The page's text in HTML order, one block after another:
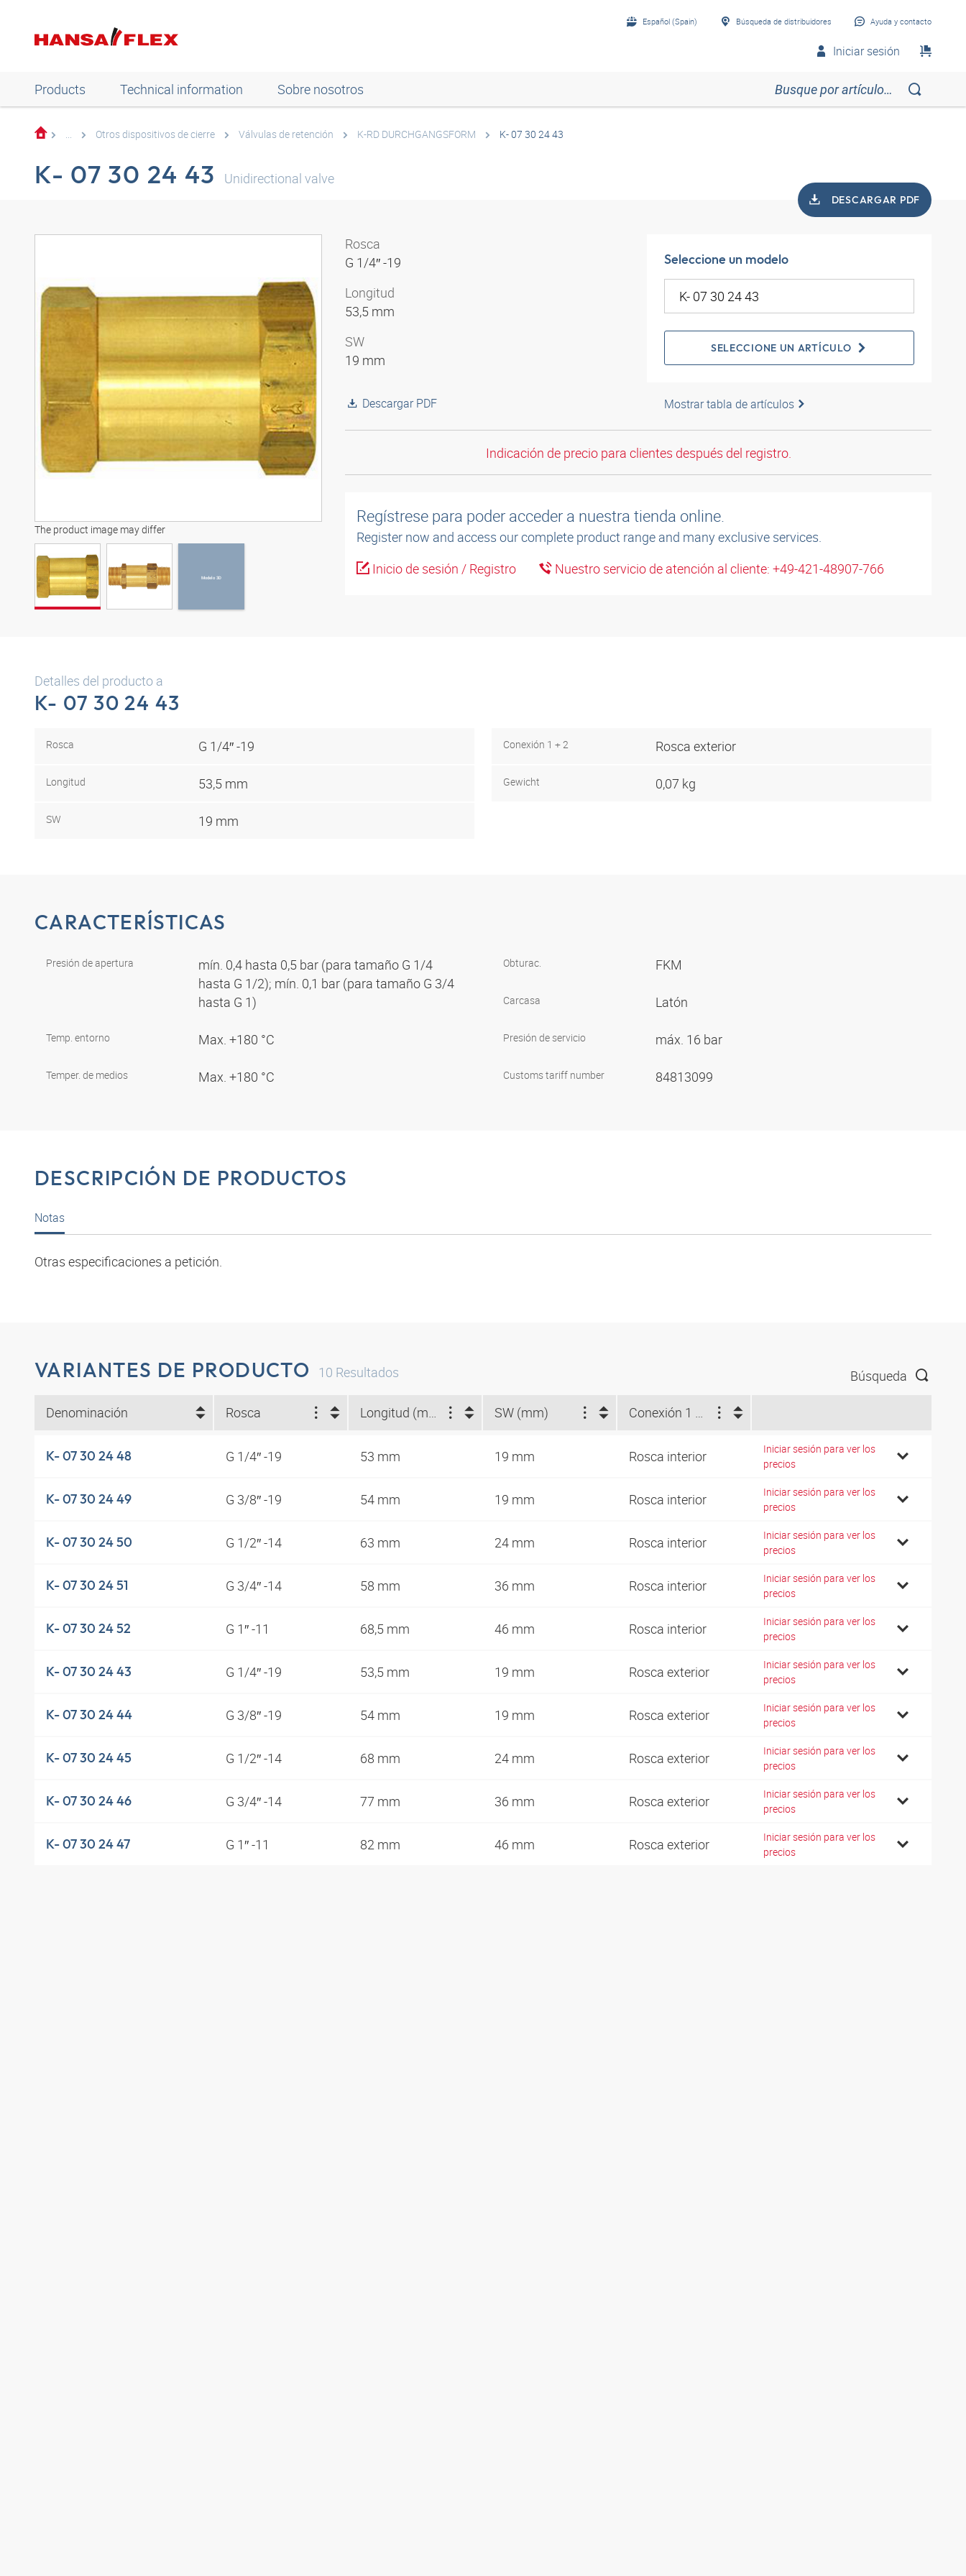
Español (Spain) Búsqueda de distribuidores Ayuda y contacto
Iniciar sesión
Products Technical information Sobre nosotros
... Otros dispositivos de cierre Válvulas de retención K-RD DURCHGANGSFORM K- 07 30 24 43
K- 07 30 24 43 Unidirectional valve
DESCARGAR PDF
The product image may differ
Modelo 3D
Modelo 3D
Rosca
G 1/4″ -19
Longitud
53,5 mm
SW
19 mm
Descargar PDF
Seleccione un modelo
SELECCIONE UN ARTÍCULO
Mostrar tabla de artículos
Indicación de precio para clientes después del registro.
Regístrese para poder acceder a nuestra tienda online.
Register now and access our complete product range and many exclusive services.
Inicio de sesión / Registro
Nuestro servicio de atención al cliente: +49-421-48907-766
Detalles del producto a
K- 07 30 24 43
Rosca G 1/4″ -19
Longitud 53,5 mm
SW 19 mm
Conexión 1 + 2 Rosca exterior
Gewicht 0,07 kg
CARACTERÍSTICAS
Presión de apertura
mín. 0,4 hasta 0,5 bar (para tamaño G 1/4
hasta G 1/2); mín. 0,1 bar (para tamaño G 3/4
hasta G 1)
Temp. entorno Max. +180 °C
Temper. de medios Max. +180 °C
Obturac. FKM
Carcasa Latón
Presión de servicio máx. 16 bar
Customs tariff number 84813099
DESCRIPCIÓN DE PRODUCTOS
Notas
Otras especificaciones a petición.
VARIANTES DE PRODUCTO 10 Resultados Búsqueda
Denominación Rosca Longitud (mm) SW (mm) Conexión 1 + 2
K- 07 30 24 48 G 1/4″ -19 53 mm 19 mm Rosca interior
Iniciar sesión para ver los
precios
K- 07 30 24 49 G 3/8″ -19 54 mm 19 mm Rosca interior
Iniciar sesión para ver los
precios
K- 07 30 24 50 G 1/2″ -14 63 mm 24 mm Rosca interior
Iniciar sesión para ver los
precios
K- 07 30 24 51 G 3/4″ -14 58 mm 36 mm Rosca interior
Iniciar sesión para ver los
precios
K- 07 30 24 52 G 1″ -11 68,5 mm 46 mm Rosca interior
Iniciar sesión para ver los
precios
K- 07 30 24 43 G 1/4″ -19 53,5 mm 19 mm Rosca exterior
Iniciar sesión para ver los
precios
K- 07 30 24 44 G 3/8″ -19 54 mm 19 mm Rosca exterior
Iniciar sesión para ver los
precios
K- 07 30 24 45 G 1/2″ -14 68 mm 24 mm Rosca exterior
Iniciar sesión para ver los
precios
K- 07 30 24 46 G 3/4″ -14 77 mm 36 mm Rosca exterior
Iniciar sesión para ver los
precios
K- 07 30 24 47 G 1″ -11 82 mm 46 mm Rosca exterior
Iniciar sesión para ver los
precios